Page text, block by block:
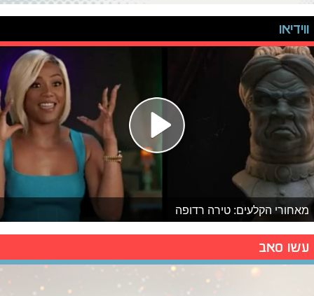
ווידיאו
מאחורי הקלעים: טירה רדופה
עשו סאב